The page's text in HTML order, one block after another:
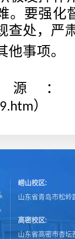
。要强化
查处，严
事项。
源
）
崂山校区:
山东省青岛市松岭
高密校区:
山东省高密市杏坛